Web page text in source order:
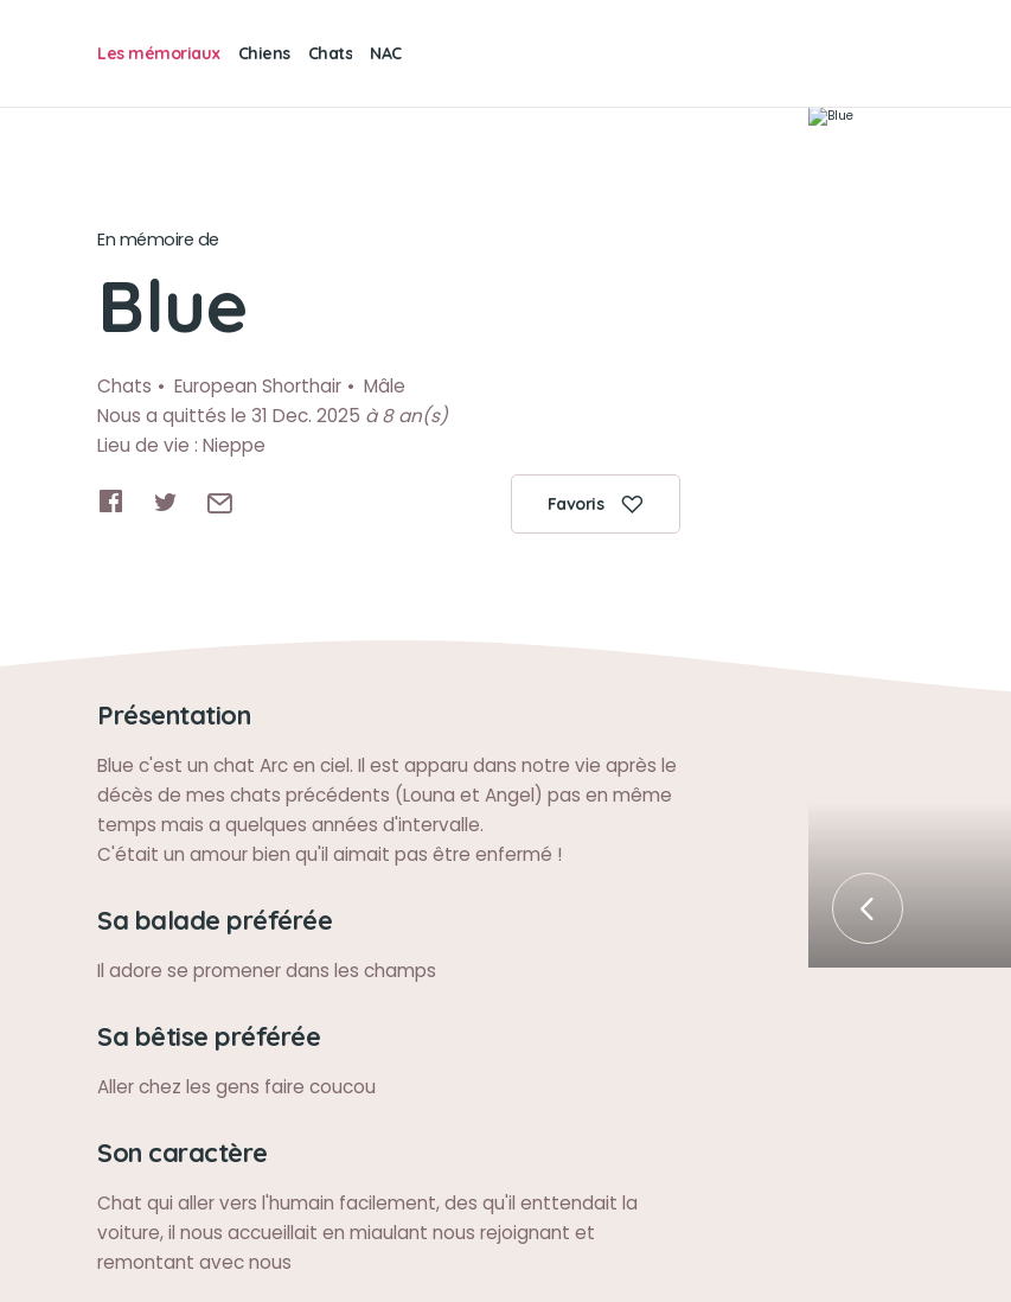
Les mémoriaux Chiens Chats NAC
En mémoire de
Blue
Chats European Shorthair
Mâle
Nous a quittés le 31 Dec. 2025 à 8 an(s)
Lieu de vie : Nieppe
Favoris
Présentation
Blue c'est un chat Arc en ciel. Il est apparu dans notre vie après le
décès de mes chats précédents (Louna et Angel) pas en même
temps mais a quelques années d'intervalle.
C'était un amour bien qu'il aimait pas être enfermé !
Sa balade préférée
Il adore se promener dans les champs
Sa bêtise préférée
Aller chez les gens faire coucou
Son caractère
Chat qui aller vers l'humain facilement, des qu'il enttendait la
voiture, il nous accueillait en miaulant nous rejoignant et
remontant avec nous